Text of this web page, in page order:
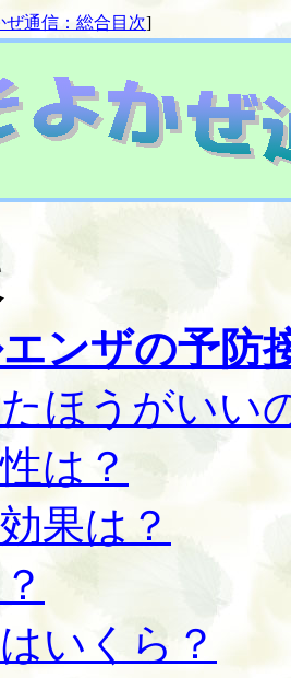
ぜ通信：総合目次]
ンザの予防
ほうがいい
は？
果は？
いくら？